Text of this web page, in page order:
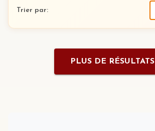
Trier par:
PLUS DE RÉSULTATS